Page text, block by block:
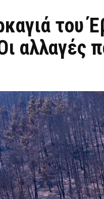
του
αλλαγές